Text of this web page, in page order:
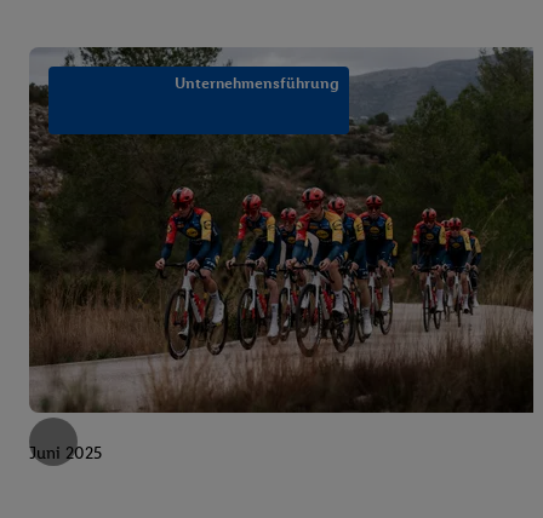
Unternehmensführung
Juni 2025